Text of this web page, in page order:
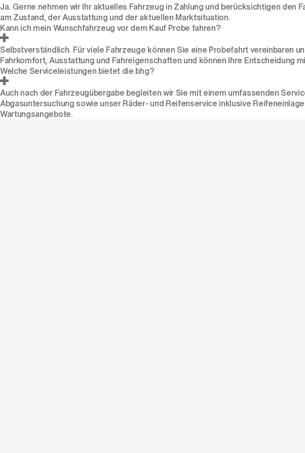
Ja. Gerne nehmen wir Ihr aktuelles Fahrzeug in Zahlung und berücksichtigen den
am Zustand, der Ausstattung und der aktuellen Marktsituation.
Kann ich mein Wunschfahrzeug vor dem Kauf Probe fahren?
Selbstverständlich. Für viele Fahrzeuge können Sie eine Probefahrtvereinbaren
Fahrkomfort, Ausstattung und Fahreigenschaften und können Ihre Entscheidung
Welche Serviceleistungen bietet die bhg?
Auch nach der Fahrzeugübergabe begleiten wir Sie mit einem umfassenden
Abgasuntersuchung sowie unser Räder- und Reifenservice inklusive
Wartungsangebote.